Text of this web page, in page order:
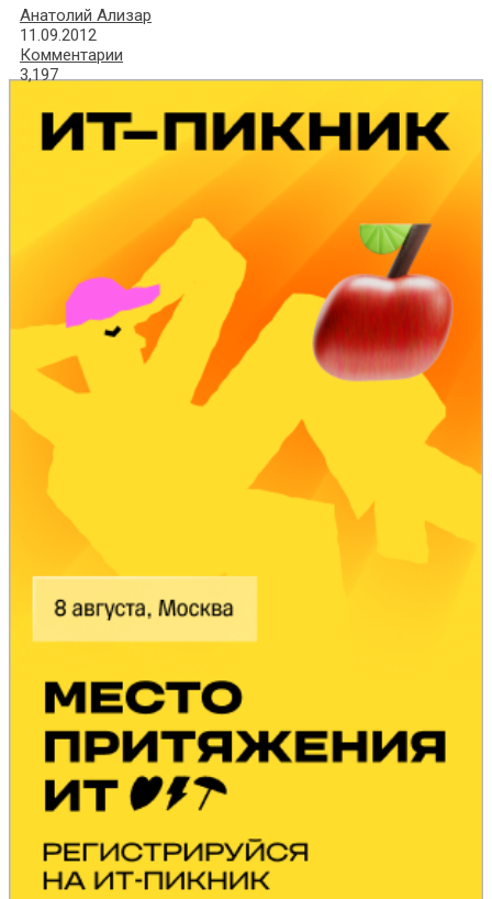
Анатолий Ализар
11.09.2012
Комментарии
3,197